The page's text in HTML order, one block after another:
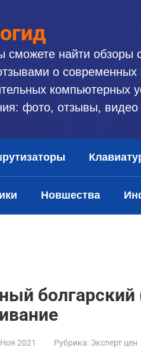
сможете найти обзоры
о современных
компьютерных
фото, отзывы, видео
Новшества
болгарский
2021 Рубрика: Эксперт цен